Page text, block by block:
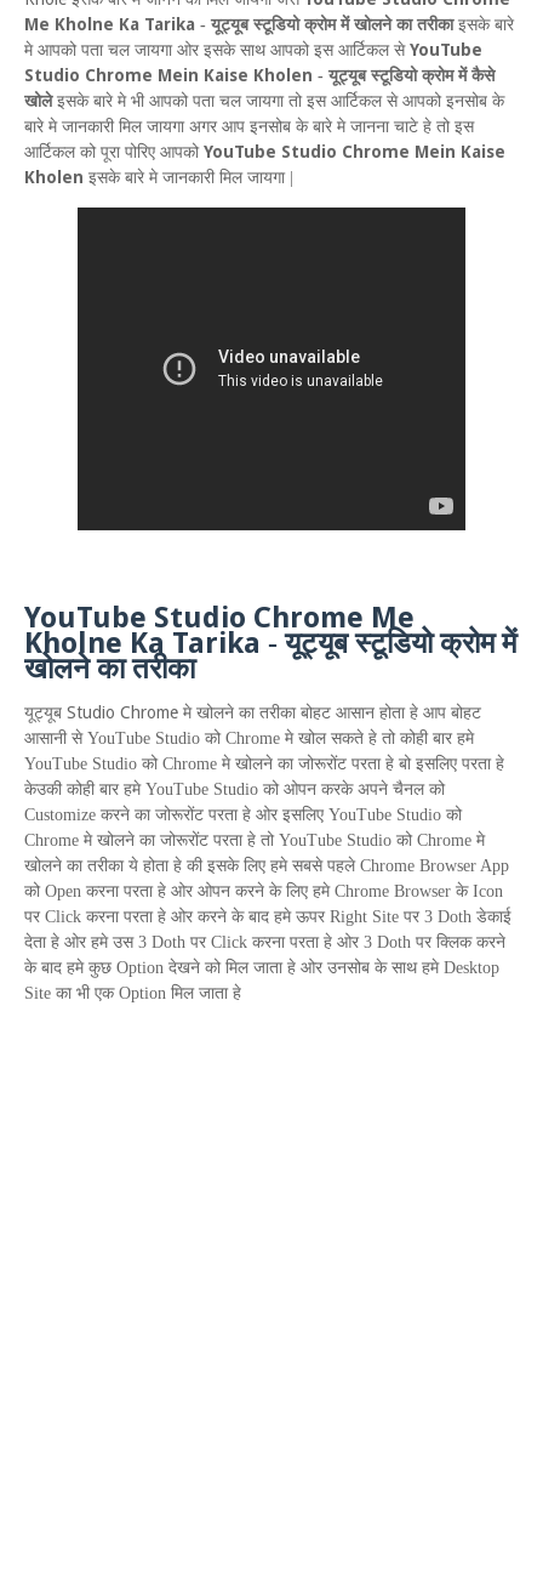
Me Kholne Ka Tarika - यूट्यूब स्टूडियो क्रोम में खोलने का तरीका इसके बारे
मे आपको पता चल जायगा ओर इसके साथ आपको इस आर्टिकल से YouTube
Studio Chrome Mein Kaise Kholen - यूट्यूब स्टूडियो क्रोम में कैसे
खोले इसके बारे मे भी आपको पता चल जायगा तो इस आर्टिकल से आपको इनसोब के
बारे मे जानकारी मिल जायगा अगर आप इनसोब के बारे मे जानना चाटे हे तो इस
आर्टिकल को पूरा पोरिए आपको YouTube Studio Chrome Mein Kaise
Kholen इसके बारे मे जानकारी मिल जायगा |
YouTube Studio Chrome Me
Kholne Ka Tarika -यूट्यूब स्टूडियो क्रोम में
खोलने का तरीका
यूट्यूब Studio Chrome मे खोलने का तरीका बोहट आसान होता हे आप बोहट
आसानी से YouTube Studio को Chrome मे खोल सकते हे तो कोही बार हमे
YouTube Studio को Chrome मे खोलने का जोरूरोंट परता हे बो इसलिए परता हे
केउकी कोही बार हमे YouTube Studio को ओपन करके अपने चैनल को
Customize करने का जोरूरोंट परता हे ओर इसलिए YouTube Studio को
Chrome मे खोलने का जोरूरोंट परता हे तो YouTube Studio को Chrome मे
खोलने का तरीका ये होता हे की इसके लिए हमे सबसे पहले Chrome Browser App
को Open करना परता हे ओर ओपन करने के लिए हमे Chrome Browser के Icon
पर Click करना परता हे ओर करने के बाद हमे ऊपर Right Site पर 3 Doth डेकाई
देता हे ओर हमे उस 3 Doth पर Click करना परता हे ओर 3 Doth पर क्लिक करने
के बाद हमे कुछ Option देखने को मिल जाता हे ओर उनसोब के साथ हमे Desktop
Site का भी एक Option मिल जाता हे